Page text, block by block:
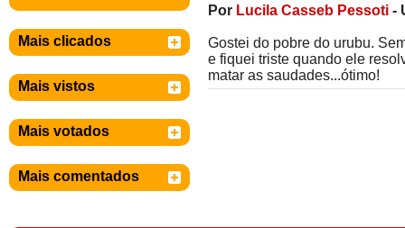
Mais clicados
Mais vistos
Mais votados
Mais comentados
Por Lucila Casseb Pessoti -
Gostei do pobre do urubu.
e fiquei triste quando ele
matar as saudades...ótimo!